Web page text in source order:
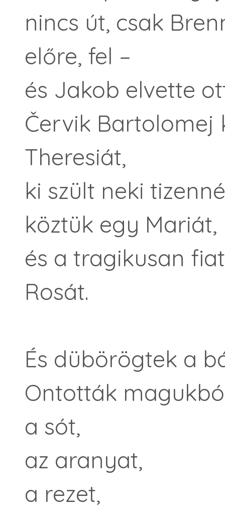
nincs út, csak
előre, fel –
és Jakob elvette
Červik Bartolomej
Theresiát,
ki szült neki
köztük egy Mariát,
és a tragikusan
Rosát.
És dübörögtek a
Ontották
a sót,
az aranyat,
a rezet,